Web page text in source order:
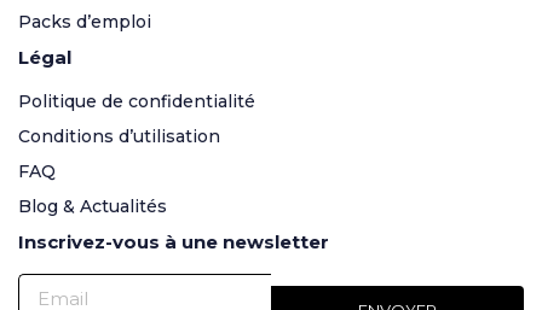
Packs d’emploi
Légal
Politique de confidentialité
Conditions d’utilisation
FAQ
Blog & Actualités
Inscrivez-vous à une newsletter